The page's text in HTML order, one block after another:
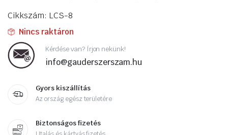
Cikkszám: LCS-8
Nincs raktáron
Kérdése van? Írjon nekünk!
info@gauderszerszam.hu
Gyors kiszállítás
Az ország egész területére
Biztonságos fizetés